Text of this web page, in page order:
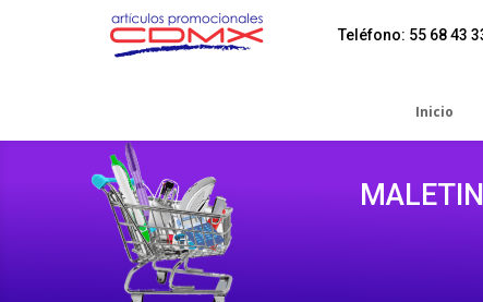
Teléfono: 55 68 43
Inicio